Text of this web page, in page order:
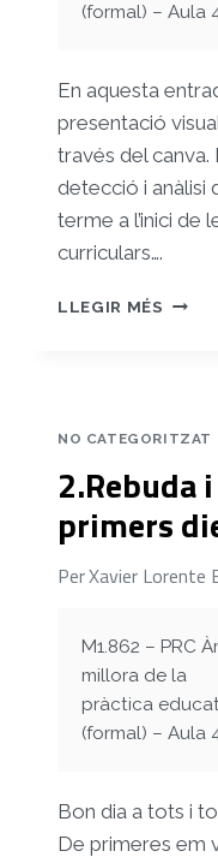
(formal) – Aula
En aquesta
presentació
través del
detecció i anàlisi
terme a l’inici de
curriculars….
LLEGIR MÉS
RUBIÓ
I
ORS
NO CATEGORITZAT
2.Rebuda
primers
PerXavier Lorente
M1.862 – PRC
millora de la
pràctica
(formal) – Aula
Bon dia a tots i
De primeres em